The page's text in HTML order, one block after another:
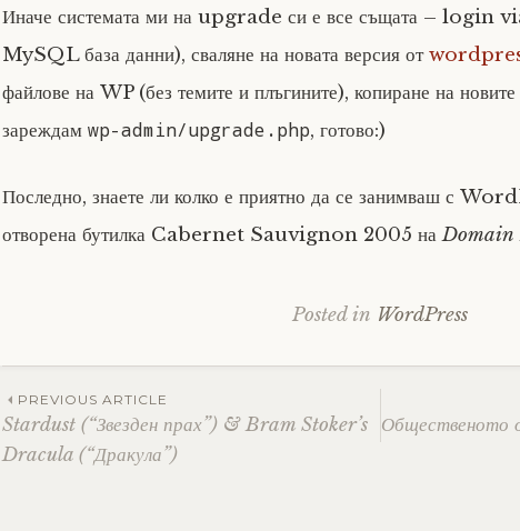
Иначе системата ми на upgrade си е все същата – login
MySQL база данни), сваляне на новата версия от
файлове на WP (без темите и плъгините), копиране на
зареждам wp-admin/upgrade.php, готово:)
Последно, знаете ли колко е приятно да се занимваш с
отворена бутилка Cabernet Sauvignon 2005 наDomain
Posted in WordPress
Post
navigation
PREVIOUS ARTICLE
Stardust (“Звезден прах”) & Bram Stoker’s
Dracula (“Дракула”)
Общественото